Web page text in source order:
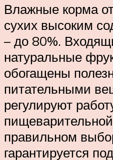
Влажные корма
сухих высоким
– до 80%.
натуральные
обогащены
питательными
регулируют
правильном
гарантируется